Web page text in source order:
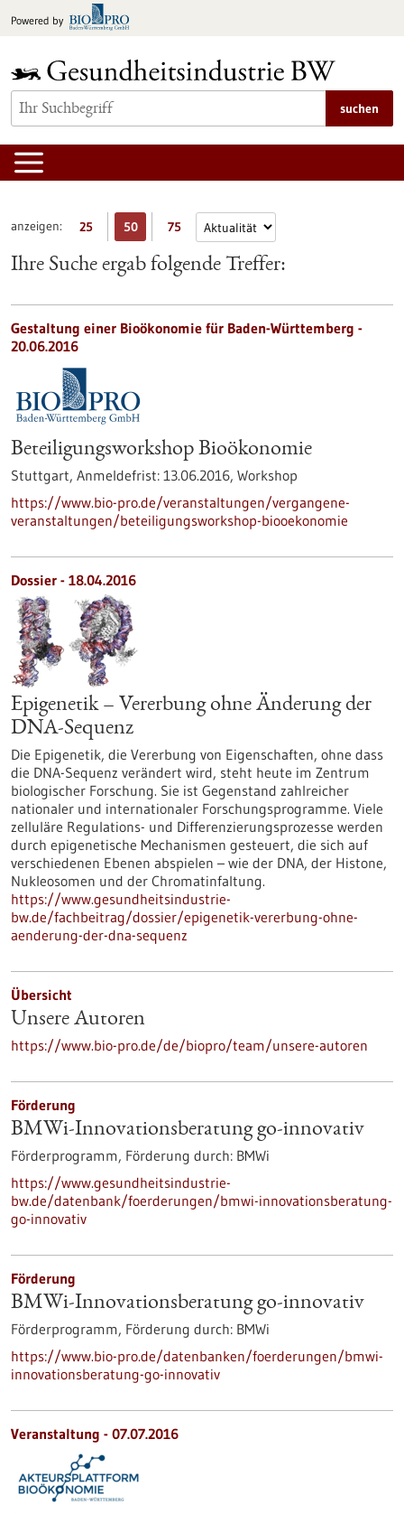
Inhalt
Powered by
suchen
anzeigen: 25 50 75
Ihre Suche ergab folgende Treffer:
Gestaltung einer Bioökonomie für Baden-Württemberg -
20.06.2016
Beteiligungsworkshop Bioökonomie
Stuttgart, Anmeldefrist: 13.06.2016, Workshop
https://www.bio-pro.de/veranstaltungen/vergangene-
veranstaltungen/beteiligungsworkshop-biooekonomie
Dossier - 18.04.2016
Epigenetik – Vererbung ohne Änderung der
DNA-Sequenz
Die Epigenetik, die Vererbung von Eigenschaften, ohne dass
die DNA-Sequenz verändert wird, steht heute im Zentrum
biologischer Forschung. Sie ist Gegenstand zahlreicher
nationaler und internationaler Forschungsprogramme. Viele
zelluläre Regulations- und Differenzierungsprozesse werden
durch epigenetische Mechanismen gesteuert, die sich auf
verschiedenen Ebenen abspielen – wie der DNA, der Histone,
Nukleosomen und der Chromatinfaltung.
https://www.gesundheitsindustrie-
bw.de/fachbeitrag/dossier/epigenetik-vererbung-ohne-
aenderung-der-dna-sequenz
Übersicht
Unsere Autoren
https://www.bio-pro.de/de/biopro/team/unsere-autoren
Förderung
BMWi-Innovationsberatung go-innovativ
Förderprogramm, Förderung durch: BMWi
https://www.gesundheitsindustrie-
bw.de/datenbank/foerderungen/bmwi-innovationsberatung-
go-innovativ
Förderung
BMWi-Innovationsberatung go-innovativ
Förderprogramm, Förderung durch: BMWi
https://www.bio-pro.de/datenbanken/foerderungen/bmwi-
innovationsberatung-go-innovativ
Veranstaltung - 07.07.2016